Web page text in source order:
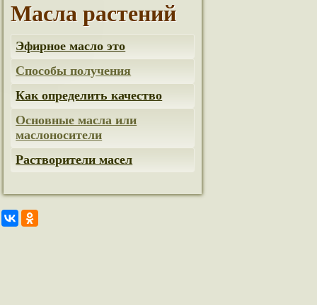
Масла растений
Эфирное масло это
Способы получения
Как определить качество
Основные масла или
маслоносители
Растворители масел